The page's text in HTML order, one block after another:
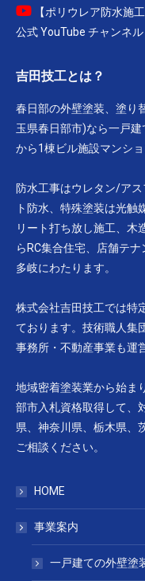
【ポリウレア防水施
公式 YouTube チャンネル
吉田技工とは？
春日部の外壁塗装、塗り
玉県春日部市)なら一戸
から1棟ビル施設マンシ
防水工事はウレタン/ア
ト防水、特殊塗装は光
リート打ち放し施工、木
らRC集合住宅、店舗テ
多岐にわたります。
株式会社吉田技工では特
ております。技術職人集
事務所・不動産事業も運
地域密着塗装業から始ま
部市入札資格取得して、
県、神奈川県、栃木県、
ご相談ください。
HOME
事業案内
一戸建ての外壁塗